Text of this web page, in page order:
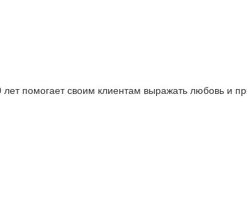
помогает своим клиентам выражать любовь и